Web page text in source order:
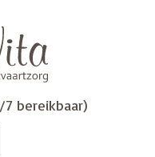
7 bereikbaar)